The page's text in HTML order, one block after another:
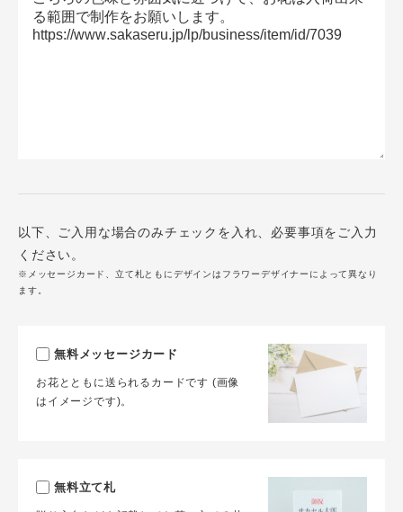
以下、ご入用な場合のみチェックを入れ、必要事項をご入力
ください。
※メッセージカード、立て札ともにデザインはフラワーデザイナーによって異なり
ます。
無料メッセージカード
お花とともに送られるカードです (画像
はイメージです)。
無料立て札